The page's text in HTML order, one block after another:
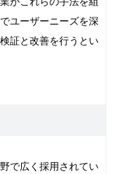
ユーザーニーズを深
証と改善を行うとい
で広く採用されてい